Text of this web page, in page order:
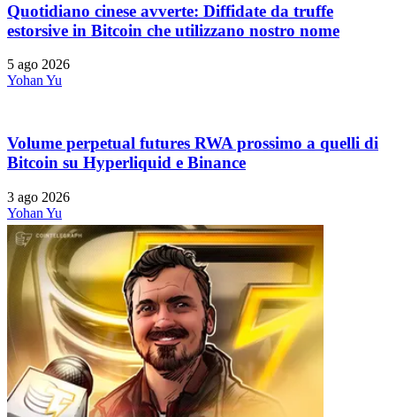
Quotidiano cinese avverte: Diffidate da truffe
estorsive in Bitcoin che utilizzano nostro nome
5 ago 2026
Yohan Yu
Volume perpetual futures RWA prossimo a quelli di
Bitcoin su Hyperliquid e Binance
3 ago 2026
Yohan Yu